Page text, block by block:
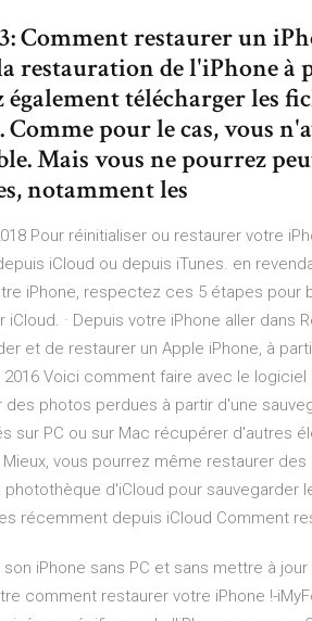
Comment restaurer un
restauration de l'iPhone à
également télécharger les
Comme pour le cas, vous
Mais vous ne pourrez
notamment les
Pour réinitialiser ou restaurer votre
iCloud ou depuis iTunes. en
iPhone, respectez ces 5 étapes pour
iCloud. · Depuis votre iPhone aller
et de restaurer un Apple iPhone, à
2016 Voici comment faire avec le
des photos perdues à partir d'une
sur PC ou sur Mac récupérer d'autres
Mieux, vous pourrez même restaurer
photothèque d'iCloud pour
récemment depuis iCloud Comment
son iPhone sans PC et sans mettre à
comment restaurer votre iPhone !-